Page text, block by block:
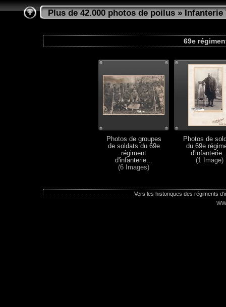
Plus de 42.000 photos de poilus»Infanterie
69e
Photos de groupes
de soldats du 69e
régiment
d'infanterie...
(6 Images)
Photos de
du 69e
(1 Image)
Vers les historiques des régiments